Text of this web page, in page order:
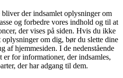
der indsamlet oplysninger om
og forbedre vores indhold og til at
der vises på siden. Hvis du ikke
om dig, bør du slette dine
af hjemmesiden. I de nedenstående
for informationer, der indsamles,
der har adgang til dem.